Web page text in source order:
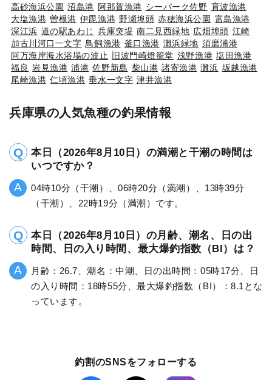
高砂海浜公園 沼島港 阿那賀漁港 シーパーク佐野 育波漁港
大塩漁港 曽根港 伊毘漁港 野瀬埠頭 赤穂海浜公園 富島漁港
深江浜 道の駅あわじ 兵庫突堤 南二見西緑地 広畑埠頭 江崎
加古川河口一文字 鳥飼漁港 釜口漁港 灘浜緑地 須磨浦港
阿万海岸海水浴場の波止 旧波門崎燈籠堂 浅野漁港 塩田漁港
福良 岩見漁港 浦港 佐野新島 柴山港 諸寄漁港 灘浜 坂越漁港
尾崎漁港 仁頃漁港 垂水一文字 津井漁港
兵庫県の人気魚種の釣果情報
本日（2026年8月10日）の満潮と干潮の時間は
いつですか？
04時10分（干潮）、06時20分（満潮）、13時39分
（干潮）、22時19分（満潮）です。
本日（2026年8月10日）の月齢、潮名、日の出
時間、日の入り時間、最大爆釣指数（BI）は？
月齢：26.7、潮名：中潮、日の出時間：05時17分、日
の入り時間：18時55分、最大爆釣指数（BI）：8.1とな
っています。
釣割のSNSをフォローする